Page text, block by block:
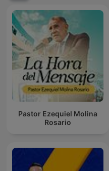
Pastor Ezequiel Molina
Rosario